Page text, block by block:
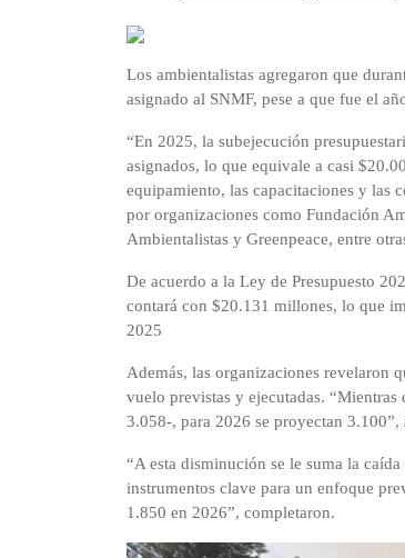
Los ambientalistas agregaron que
asignado al SNMF, pese a que fue el
“En 2025, la subejecución
asignados, lo que equivale a casi
equipamiento, las capacitaciones y las
por organizaciones como Fundación
Ambientalistas y Greenpeace, entre
De acuerdo a la Ley de Presupuesto
contará con $20.131 millones, lo que
2025
Además, las organizaciones revelaron
vuelo previstas y ejecutadas. “Mientras
3.058-, para 2026 se proyectan 3.100”,
“A esta disminución se le suma la
instrumentos clave para un enfoque
1.850 en 2026”, completaron.